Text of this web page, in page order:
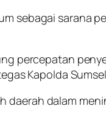
sebagai sarana
percepatan
Kapolda
daerah dalam